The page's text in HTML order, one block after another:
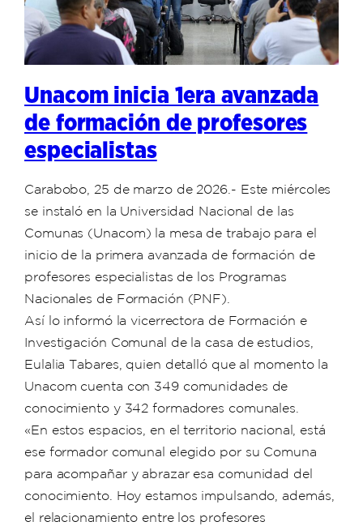
Unacom inicia 1era avanzada
de formación de profesores
especialistas
Carabobo, 25 de marzo de 2026.- Este miércoles
se instaló en la Universidad Nacional de las
Comunas (Unacom) la mesa de trabajo para el
inicio de la primera avanzada de formación de
profesores especialistas de los Programas
Nacionales de Formación (PNF).
Así lo informó la vicerrectora de Formación e
Investigación Comunal de la casa de estudios,
Eulalia Tabares, quien detalló que al momento la
Unacom cuenta con 349 comunidades de
conocimiento y 342 formadores comunales.
«En estos espacios, en el territorio nacional, está
ese formador comunal elegido por su Comuna
para acompañar y abrazar esa comunidad del
conocimiento. Hoy estamos impulsando, además,
el relacionamiento entre los profesores